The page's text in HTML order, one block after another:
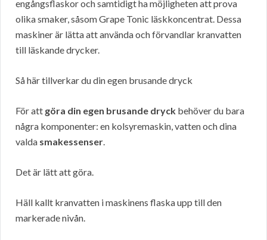
engångsflaskor och samtidigt ha möjligheten att prova
olika smaker, såsom Grape Tonic läskkoncentrat. Dessa
maskiner är lätta att använda och förvandlar kranvatten
till läskande drycker.
Så här tillverkar du din egen brusande dryck
För att göra din egen brusande dryck behöver du bara
några komponenter: en kolsyremaskin, vatten och dina
valda smakessenser.
Det är lätt att göra.
Häll kallt kranvatten i maskinens flaska upp till den
markerade nivån.